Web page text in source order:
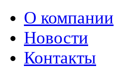
О компании
Новости
Контакты